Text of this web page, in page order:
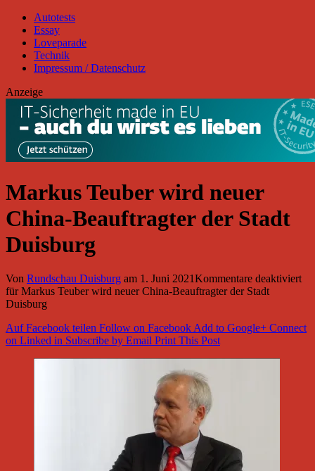
Autotests
Essay
Loveparade
Technik
Impressum / Datenschutz
Anzeige
Markus Teuber wird neuer
China-Beauftragter der Stadt
Duisburg
Von Rundschau Duisburg am 1. Juni 2021Kommentare deaktiviert
für Markus Teuber wird neuer China-Beauftragter der Stadt
Duisburg
Auf Facebook teilen Follow on FacebookAdd to Google+ Connect
on Linked in Subscribe by Email Print This Post